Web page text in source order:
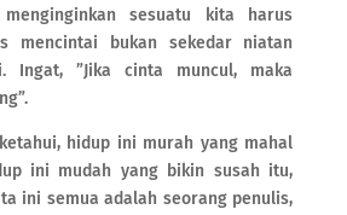
sesuatu kita harus
mencintai bukan sekedar niatan
Ingat, ”Jika cinta muncul, maka
hidup ini murah yang mahal
ini mudah yang bikin susah itu,
ini semua adalah seorang penulis,